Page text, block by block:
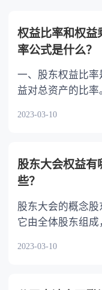
容相抵触的，
权益比率和权益
率公式是什么？
一、股东权益比
益对总资产的比率
2023-03-10
股东大会权益有
些？
股东大会的概念股
它由全体股东组成
2023-03-10